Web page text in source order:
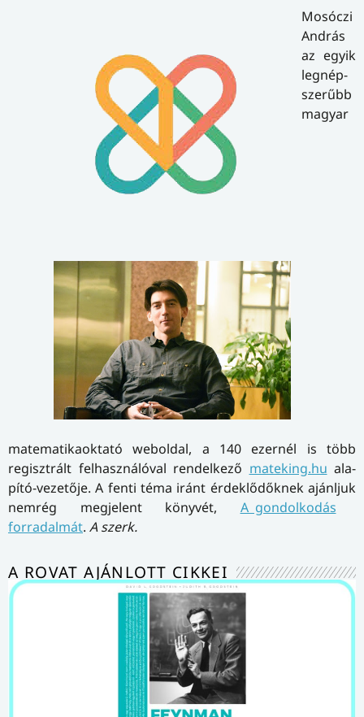
Mosóczi
András
az egyik
leg­nép­
sze­rűbb
magyar
matematikaoktató web­oldal, a 140 ezernél is több
regisztrált felhasználóval ren­del­ke­ző matek­ing.hu ala­
pító-ve­ze­tője. A fenti téma iránt érdeklődőknek ajánljuk
nemrég megjelent könyvét, A gondolkodás
forradalmát. A szerk.
A ROVAT AJÁNLOTT CIKKEI